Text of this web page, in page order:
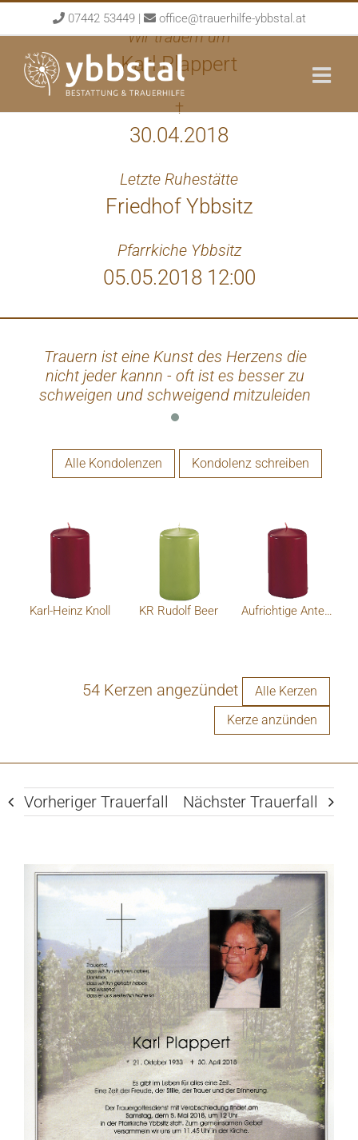
to
content
07442 53449| office@trauerhilfe-ybbstal.at
Wir trauern um
Karl Plappert
†
30.04.2018
Letzte Ruhestätte
Friedhof Ybbsitz
Pfarrkiche Ybbsitz
05.05.2018 12:00
Trauern ist eine Kunst des Herzens die
nicht jeder kannn - oft ist es besser zu
schweigen und schweigend mitzuleiden
Liebe Edeltraud , liebe Familie Wir sind sehr
sein für die Erlösung... Unsere aufrichtiges
Beileid und Mitgefühl Maria & Leo
Alle Kondolenzen Kondolenz schreiben
Karl-Heinz Knoll KR Rudolf Beer Aufrichtige Anteinahme das Team der BUÃ Kematen
54 Kerzen angezündet
Alle Kerzen
Kerze anzünden
Vorheriger Trauerfall Nächster Trauerfall